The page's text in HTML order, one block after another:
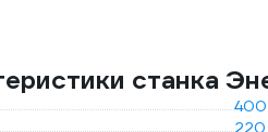
станка
400
220